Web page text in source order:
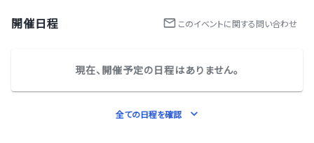
開催日程 このイベントに関する問い合わせ
現在、開催予定の日程はありません。
全ての日程を確認